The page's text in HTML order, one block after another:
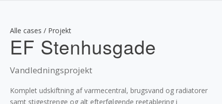
Alle cases / Projekt
EF Stenhusgade
Vandledningsprojekt
Komplet udskiftning af varmecentral, brugsvand og radiatorer
samt stigestrenge og alt efterfølgende reetablering i